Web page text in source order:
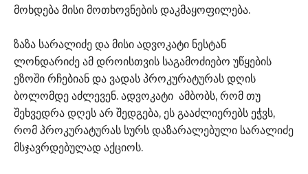
მოხდება მისი მოთხოვნების დაკმაყოფილება.
ზაზა სარალიძე და მისი ადვოკატი ნესტან
ლონდარიძე ამ დროისთვის საგამოძიებო უწყების
ეზოში რჩებიან და ვადას პროკურატურას დღის
ბოლომდე აძლევენ. ადვოკატი ამბობს, რომ თუ
შეხვედრა დღეს არ შედგება, ეს გააძლიერებს ეჭვს,
რომ პროკურატურას სურს დაზარალებული სარალიძე
მსჯავრდებულად აქციოს.